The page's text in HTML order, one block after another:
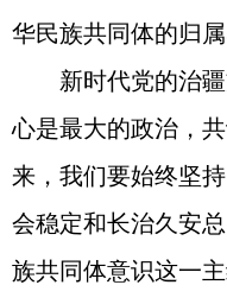
华民族共同体的归属
新时代党的治疆
心是最大的政治，
来，我们要始终坚
会稳定和长治久安
族共同体意识这一